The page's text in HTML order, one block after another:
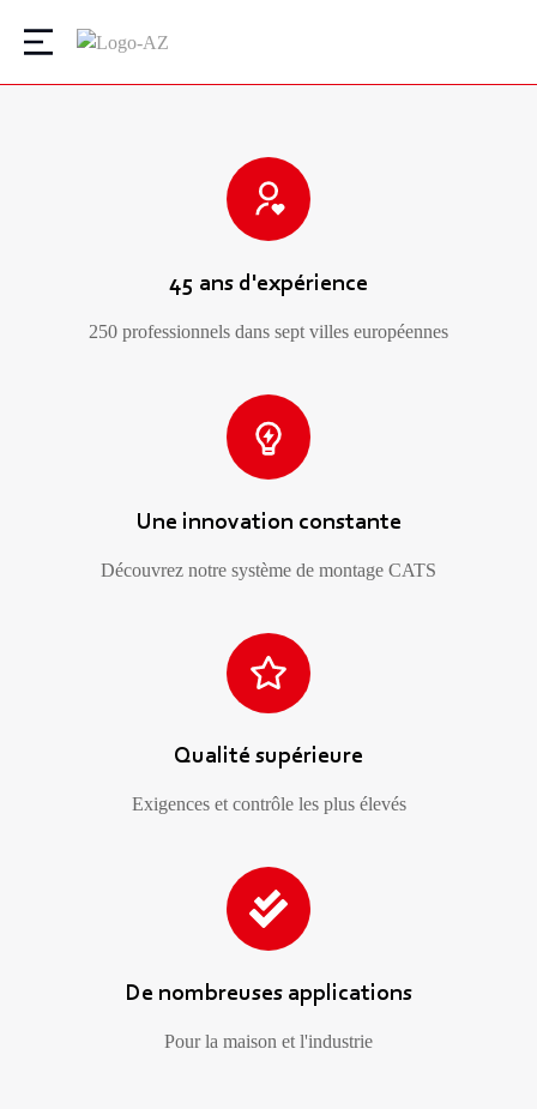
45 ans d'expérience
250 professionnels dans sept villes européennes
Une innovation constante
Découvrez notre système de montage CATS
Qualité supérieure
Exigences et contrôle les plus élevés
De nombreuses applications
Pour la maison et l'industrie